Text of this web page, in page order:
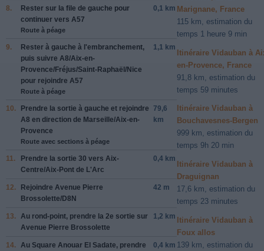
8. Rester sur la file de gauche pour
continuer vers A57
Route à péage
0,1 km
9. Rester à gauche à l'embranchement,
puis suivre A8/Aix-en-
Provence/Fréjus/Saint-Raphaël/Nice
pour rejoindre A57
Route à péage
1,1 km
10. Prendre la sortie à gauche et rejoindre
A8 en direction de Marseille/Aix-en-
Provence
Route avec sections à péage
79,6
km
11. Prendre la sortie 30 vers Aix-
Centre/Aix-Pont de L'Arc
0,4 km
12. Rejoindre Avenue Pierre
Brossolette/D8N
42 m
13. Au rond-point, prendre la 2e sortie sur
Avenue Pierre Brossolette
1,2 km
14. Au Square Anouar El Sadate, prendre
0,4 km
Marignane, France
115 km, estimation du
temps 1 heure 9 min
Itinéraire Vidauban à
en-Provence, France
91,8 km, estimation du
temps 59 minutes
Itinéraire Vidauban à
Bouchavesnes-Bergen
999 km, estimation du
temps 9h 20 min
Itinéraire Vidauban à
Draguignan
17,6 km, estimation du
temps 23 minutes
Itinéraire Vidauban à
Foux allos
139 km, estimation du